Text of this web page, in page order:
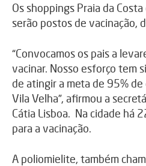
Os shoppings Praia da
serão postos de vacinação,
“Convocamos os pais a
vacinar. Nosso esforço tem
de atingir a meta de 95%
Vila Velha”, afirmou a
Cátia Lisboa. Na cidade há
para a vacinação.
A poliomielite, também